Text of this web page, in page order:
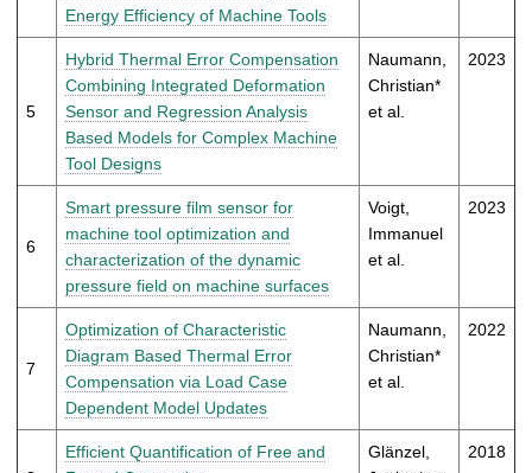
Energy Efficiency of Machine Tools
5
Hybrid Thermal Error Compensation
Combining Integrated Deformation
Sensor and Regression Analysis
Based Models for Complex Machine
Tool Designs
Naumann,
Christian*
et al.
2023
6
Smart pressure film sensor for
machine tool optimization and
characterization of the dynamic
pressure field on machine surfaces
Voigt,
Immanuel
et al.
2023
7
Optimization of Characteristic
Diagram Based Thermal Error
Compensation via Load Case
Dependent Model Updates
Naumann,
Christian*
et al.
2022
Efficient Quantification of Free and
Glänzel,
2018